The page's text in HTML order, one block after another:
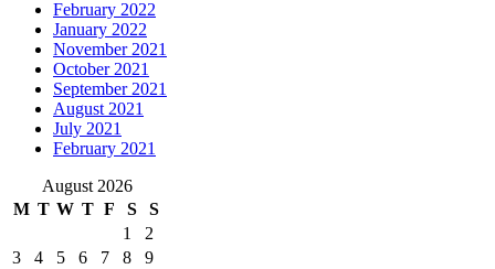
February 2022
January 2022
November 2021
October 2021
September 2021
August 2021
July 2021
February 2021
August 2026
M T W T F S
S
1
2
3
4 5 6 7 8
9